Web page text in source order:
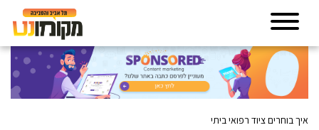
איך בוחרים ציוד רפואי ביתי